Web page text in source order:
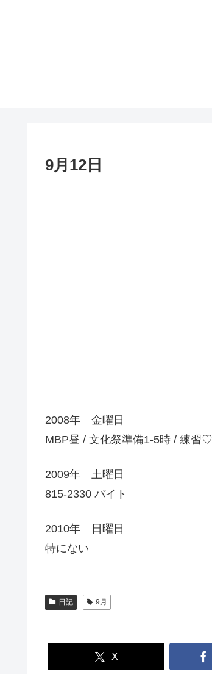
9月12日
2008年 金曜日
MBP昼 / 文化祭準備1-5時 / 練習♡
2009年 土曜日
815-2330 バイト
2010年 日曜日
特にない
日記 9月
X